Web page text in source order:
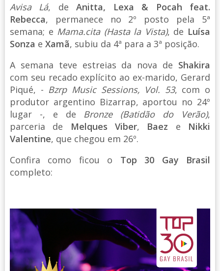
Avisa Lá, deAnitta, Lexa & Pocah feat.
Rebecca, permanece no 2º posto pela 5ª
semana; e Mama.cita (Hasta la Vista), de Luísa
Sonza e Xamã, subiu da 4ª para a 3ª posição.
A semana teve estreias da nova de Shakira
com seu recado explícito ao ex-marido, Gerard
Piqué, - Bzrp Music Sessions, Vol. 53, com o
produtor argentino Bizarrap, aportou no 24º
lugar -, e de Bronze (Batidão do Verão),
parceria de Melques Viber, Baez e Nikki
Valentine, que chegou em 26º.
Confira como ficou o Top 30 Gay Brasil
completo: